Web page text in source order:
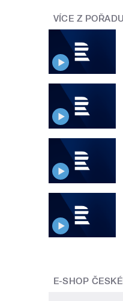
VÍCE Z POŘADU
E-SHOP